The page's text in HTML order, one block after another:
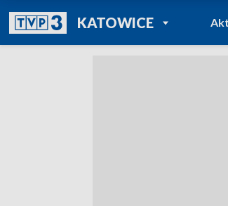
KATOWICEPOWRÓT DO
TVP REGIONY